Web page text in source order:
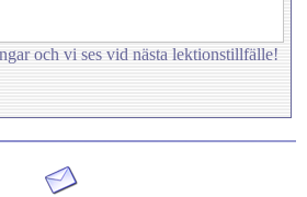
och vi ses vid nästa lektionstillfälle!